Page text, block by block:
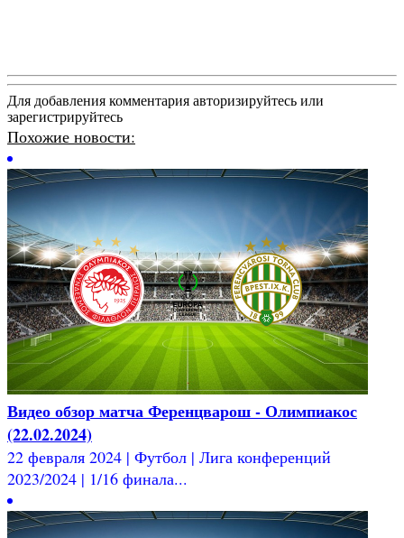
Для добавления комментария авторизируйтесь или
зарегистрируйтесь
Похожие новости:
Видео обзор матча Ференцварош - Олимпиакос
(22.02.2024)
22 февраля 2024 | Футбол | Лига конференций
2023/2024 | 1/16 финала...